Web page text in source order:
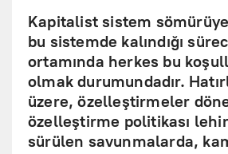
Kapitalist sistem
bu sistemde kalındığı
ortamında herkes bu
olmak durumundadır.
üzere, özelleştirmeler
özelleştirme politikası
sürülen savunmalarda,